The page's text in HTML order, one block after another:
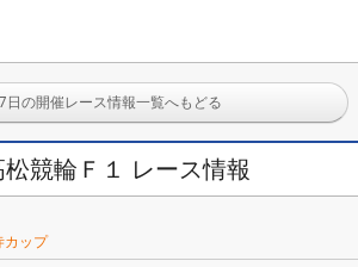
日の開催レース情報一覧へもどる
競輪Ｆ１ レース情報
カップ